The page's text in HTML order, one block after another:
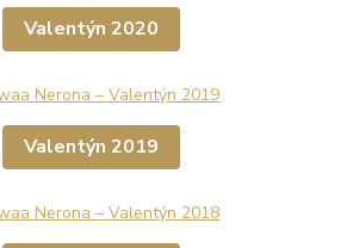
Valentýn 2020
Valentýn 2019